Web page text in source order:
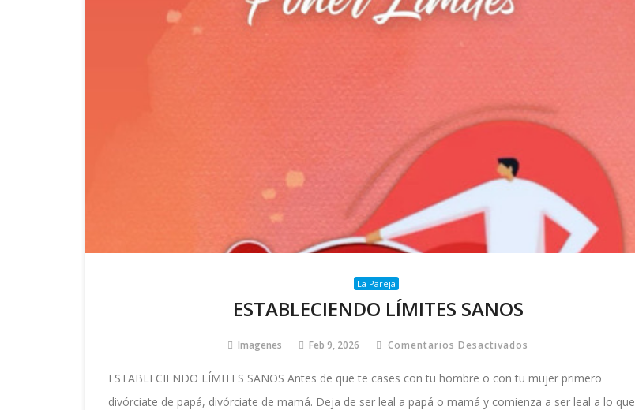
La Pareja
ESTABLECIENDO LÍMITES SANOS
Imagenes Feb 9, 2026 Comentarios Desactivados
SANOS
ESTABLECIENDO LÍMITES SANOS Antes de que te cases con tu hombre o con tu mujer primero
divórciate de papá, divórciate de mamá. Deja de ser leal a papá o mamá y comienza a ser leal a lo que